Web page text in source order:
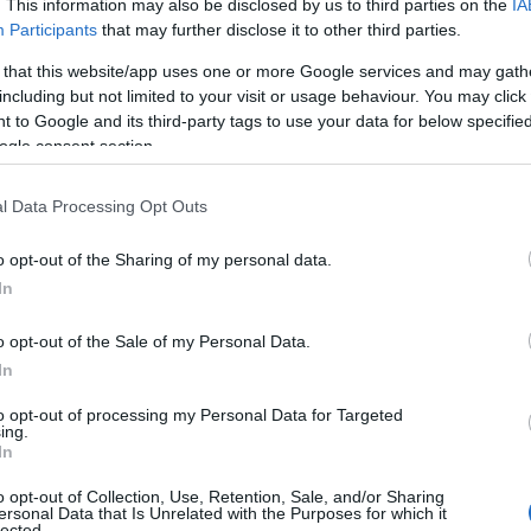
This information may also be disclosed by us to third parties on the
Participants that may further disclose it to other third parties.
this website/app uses one or more Google services and may
but not limited to your visit or usage behaviour. You may
to Google and its third-party tags to use your data for below
consent section.
Data Processing Opt Outs
opt-out of the Sharing of my personal data.
opt-out of the Sale of my Personal Data.
opt-out of processing my Personal Data for Targeted
opt-out of Collection, Use, Retention, Sale, and/or Sharing
Data that Is Unrelated with the Purposes for which it
την Α’ και Β’ λυκείου, οι προαγωγικές εξετάσεις θα
12 Ιουνίου 2026.
την ολοκλήρωση των εξετάσεων, θα ακολουθήσει η
οριστεί η 19η Ιουνίου 2026.
2026: Πότε κλείνουν για καλοκαίρι – Όλες οι
για τη Γ’ λυκείου
και οι μαθήτριες της Γ’ λυκείου θα
την περίπτωση, η έναρξη έχει προγραμματιστεί για